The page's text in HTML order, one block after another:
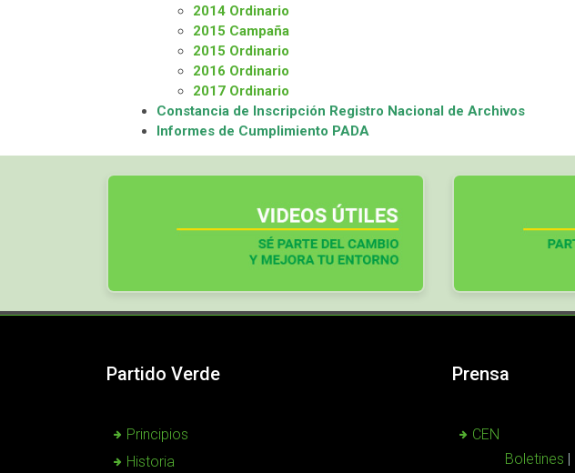
2014 Ordinario
2015 Campaña
2015 Ordinario
2016 Ordinario
2017 Ordinario
Constancia de Inscripción Registro Nacional de Archivos
Informes de Cumplimiento PADA
Partido Verde
Principios
Historia
Prensa
CEN
Boletines